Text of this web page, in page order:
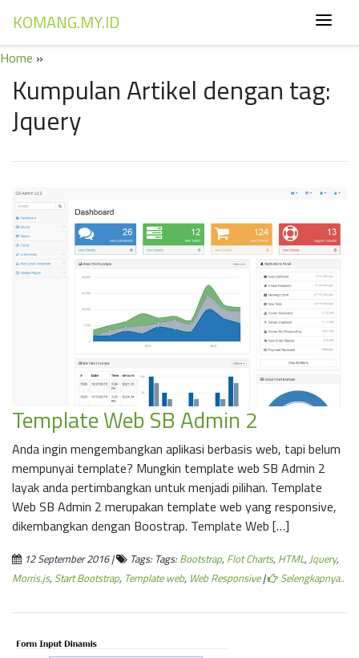
KOMANG.MY.ID
Home »
Kumpulan Artikel dengan tag:
Jquery
Template Web SB Admin 2
Anda ingin mengembangkan aplikasi berbasis web, tapi belum
mempunyai template? Mungkin template web SB Admin 2
layak anda pertimbangkan untuk menjadi pilihan. Template
Web SB Admin 2 merupakan template web yang responsive,
dikembangkan dengan Boostrap. Template Web […]
12 September 2016 | Tags: Tags:Bootstrap, Flot Charts, HTML,Jquery,
Morris.js, Start Bootstrap, Template web, Web Responsive| Selengkapnya..